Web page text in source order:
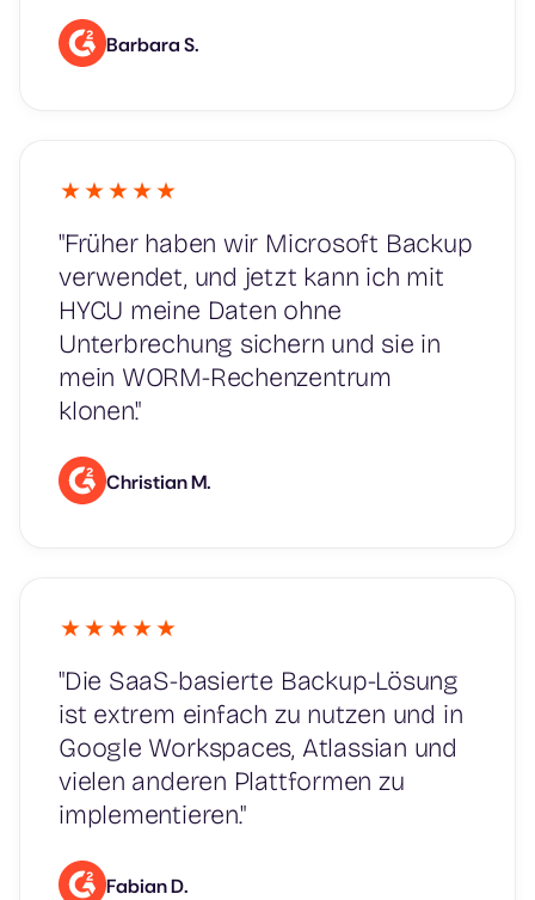
Barbara S.
"Früher haben wir Microsoft Backup
verwendet, und jetzt kann ich mit
HYCU meine Daten ohne
Unterbrechung sichern und sie in
mein WORM-Rechenzentrum
klonen."
Christian M.
"Die SaaS-basierte Backup-Lösung
ist extrem einfach zu nutzen und in
Google Workspaces, Atlassian und
vielen anderen Plattformen zu
implementieren."
Fabian D.